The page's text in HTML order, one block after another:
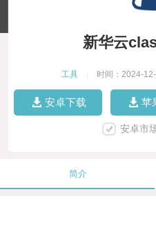
新华云
工具 时间：2024-
安卓下载 苹
安卓市
简介